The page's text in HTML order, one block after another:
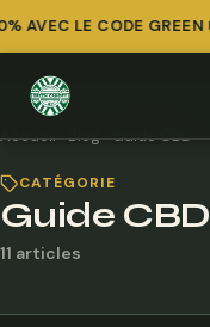
AVEC LE CODE GREEN
Accueil›Blog›Guide CBD
CATÉGORIE
Guide CBD
11 articles